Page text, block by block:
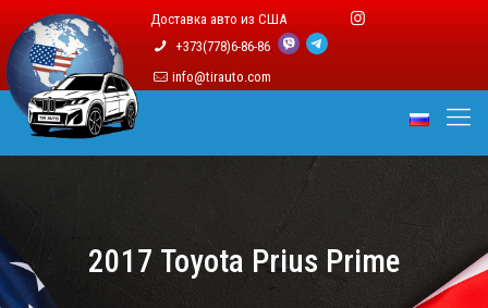
Доставка авто из США
+373(778)6-86-86
info@tirauto.com
2017 Toyota Prius Prime